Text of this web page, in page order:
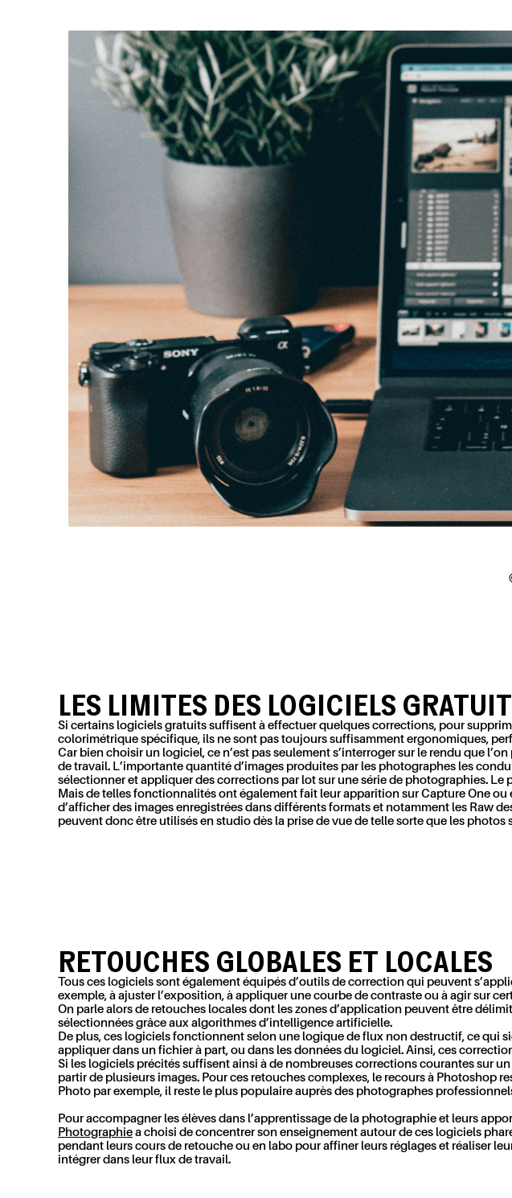
LES LIMITES DES LOGICIELS
Si certains logiciels gratuits suffisent à effectuer quelques corrections, pour
colorimétrique spécifique, ils ne sont pas toujours suffisamment ergonomiques,
Car bien choisir un logiciel, ce n’est pas seulement s’interroger sur le rendu que
de travail. L’importante quantité d’images produites par les photographes les
sélectionner et appliquer des corrections par lot sur une série de photographies.
Mais de telles fonctionnalités ont également fait leur apparition sur Capture One ou
d’afficher des images enregistrées dans différents formats et notamment les Raw
peuvent donc être utilisés en studio dès la prise de vue de telle sorte que les
RETOUCHES GLOBALES ET LOCALES
Tous ces logiciels sont également équipés d’outils de correction qui peuvent
exemple, à ajuster l’exposition, à appliquer une courbe de contraste ou à agir sur
On parle alors de retouches locales dont les zones d’application peuvent être
sélectionnées grâce aux algorithmes d’intelligence artificielle.
De plus, ces logiciels fonctionnent selon une logique de flux non destructif, ce qui
appliquer dans un fichier à part, ou dans les données du logiciel. Ainsi, ces
Si les logiciels précités suffisent ainsi à de nombreuses corrections courantes sur
partir de plusieurs images. Pour ces retouches complexes, le recours à Photoshop
Photo par exemple, il reste le plus populaire auprès des photographes
Pour accompagner les élèves dans l’apprentissage de la photographie et leurs
Photographie a choisi de concentrer son enseignement autour de ces logiciels
pendant leurs cours de retouche ou en labo pour affiner leurs réglages et réaliser
intégrer dans leur flux de travail.